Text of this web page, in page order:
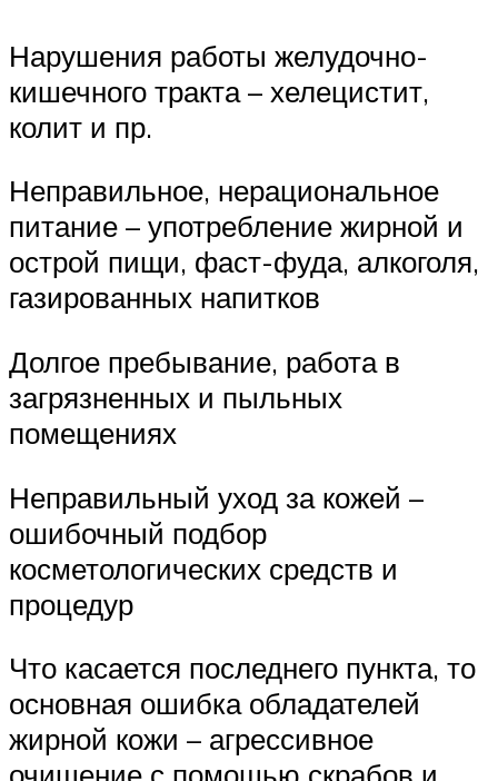
Нарушения работы желудочно-
кишечного тракта – хелецистит,
колит и пр.
Неправильное, нерациональное
питание – употребление жирной и
острой пищи, фаст-фуда, алкоголя,
газированных напитков
Долгое пребывание, работа в
загрязненных и пыльных
помещениях
Неправильный уход за кожей –
ошибочный подбор
косметологических средств и
процедур
Что касается последнего пункта, то
основная ошибка обладателей
жирной кожи – агрессивное